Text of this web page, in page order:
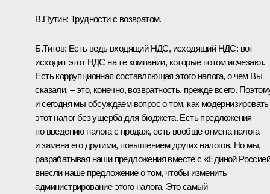
В.Путин: Трудности с возвратом.
Б.Титов: Есть ведь входящий НДС, исходящий НДС: вот
исходит этот НДС на те компании, которые потом исчезают.
Есть коррупционная составляющая этого налога, о чем Вы
сказали, – это, конечно, возвратность, прежде всего.
и сегодня мы обсуждаем вопрос о том, как модернизировать
этот налог без ущерба для бюджета. Есть предложения
по введению налога с продаж, есть вообще отмена налога
и замена его другими, повышением других налогов. Но мы,
разрабатывая наши предложения вместе с «Единой
внесли наше предложение о том, чтобы изменить
администрирование этого налога. Это самый